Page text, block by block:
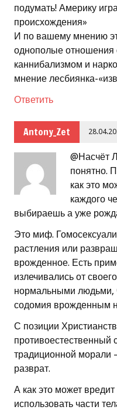
подумать! Америку
происхождения»
И по вашему мнению
однополые отношения
каннибализмом и
мнение лесбиянка-
Ответить
Antony_Zet
@Насчёт
понятно.
как это
каждого
выбираешь а уже
Это миф.
растления или
врожденное. Есть
излечивались от
нормальными людьми,
содомия врожденным
С позиции
противоестественный
традиционной морали
разврат.
А как это может
использовать части